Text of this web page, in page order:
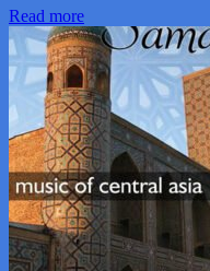
Read more